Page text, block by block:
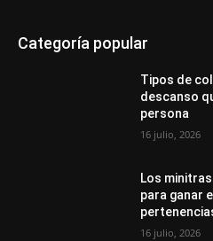
Categoría popular
Tipos de
descanso
persona
16 julio, 2026
Los
para ganar
16 julio, 2026